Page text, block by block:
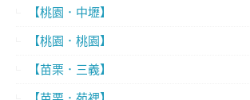
【桃園．中壢】
【桃園．桃園】
【苗栗．三義】